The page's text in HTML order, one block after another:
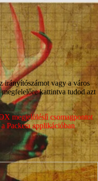
irányítószámot vagy a város
kattintva tudod azt
megjelölésű csomagpontot
Packeta applikációban